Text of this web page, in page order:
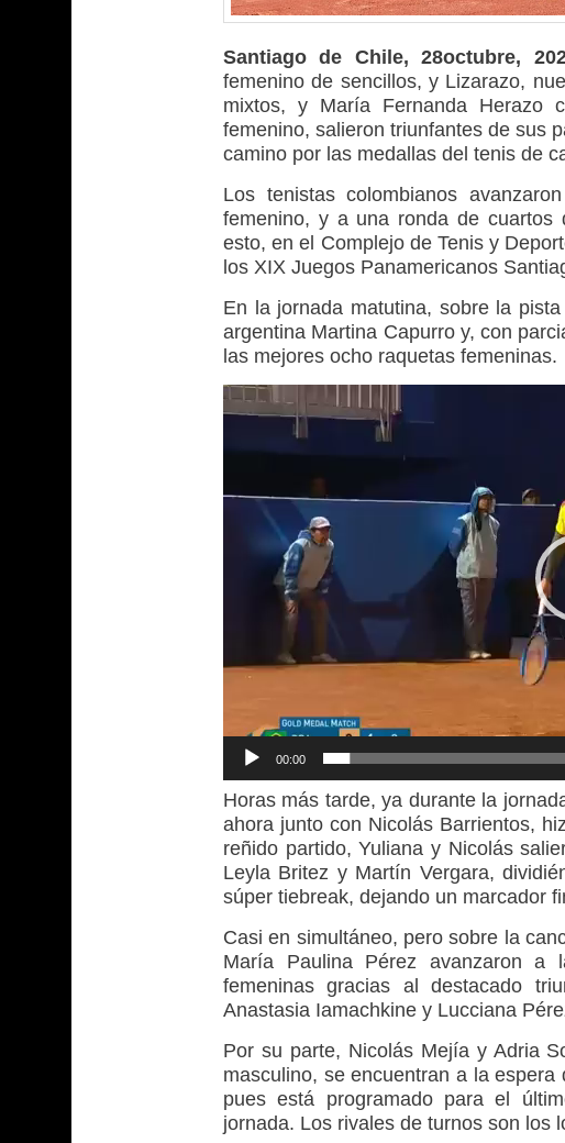
Santiago de Chile, 28octubre,
femenino de sencillos, y Lizarazo,
mixtos, y María Fernanda Herazo
femenino, salieron triunfantes de sus
camino por las medallas del tenis de
Los tenistas colombianos
femenino, y a una ronda de cuartos
esto, en el Complejo de Tenis y
los XIX Juegos Panamericanos
En la jornada matutina, sobre la
argentina Martina Capurro y, con
las mejores ocho raquetas femeninas.
Reproductor
de
00:00
Horas más tarde, ya durante la
ahora junto con Nicolás Barrientos,
reñido partido, Yuliana y Nicolás
Leyla Britez y Martín Vergara,
súper tiebreak, dejando un marcador
Casi en simultáneo, pero sobre la
María Paulina Pérez avanzaron a
femeninas gracias al destacado
Anastasia Iamachkine y Lucciana
Por su parte, Nicolás Mejía y Adria
masculino, se encuentran a la
pues está programado para el
jornada. Los rivales de turnos son los